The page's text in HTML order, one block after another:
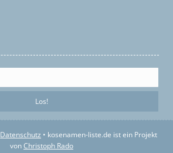
Datenschutz • kosenamen-liste.de ist ein Projekt
vonChristoph Rado